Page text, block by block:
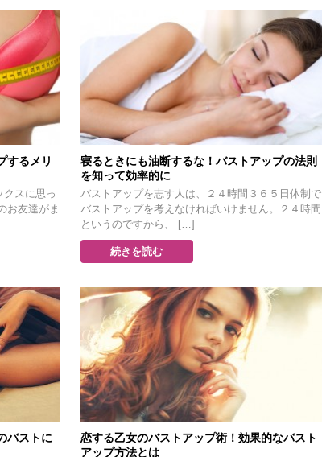
するメリ
クスに思っ
お友達がま
寝るときにも油断するな！バストアップの法則
を知って効率的に
バストアップを志す人は、２４時間３６５日体制で
バストアップを考えなければいけません。２４時間
というのですから、 […]
続きを読む
恋する乙女のバストアップ術！効果的なバスト
アップ方法とは
バストに